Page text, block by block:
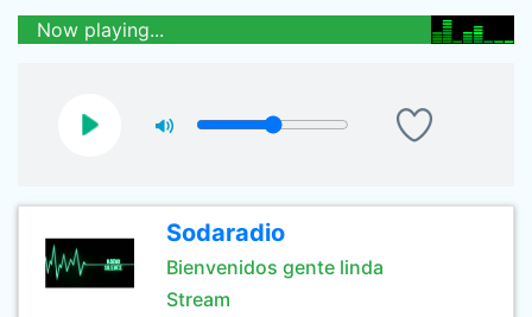
Now playing...
Sodaradio
Bienvenidos gente linda
Stream